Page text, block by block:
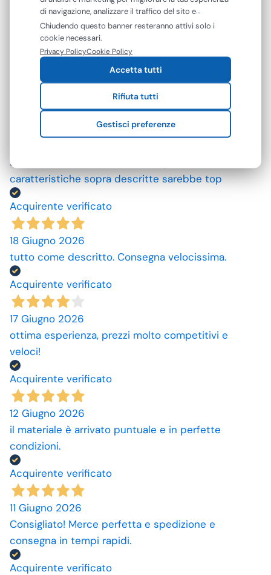
Acquirente verificato
09 Luglio 2026
assorbenti. Però non male se si potesse avere le
caratteristiche sopra descritte sarebbe top
Acquirente verificato
18 Giugno 2026
tutto come descritto. Consegna velocissima.
Acquirente verificato
17 Giugno 2026
ottima esperienza, prezzi molto competitivi e
veloci!
Acquirente verificato
12 Giugno 2026
il materiale è arrivato puntuale e in perfette
condizioni.
Acquirente verificato
11 Giugno 2026
Consigliato! Merce perfetta e spedizione e
consegna in tempi rapidi.
Acquirente verificato
di navigazione, analizzare il traffico del sito e
mostrarti contenuti e pubblicità personalizzati. Puoi
accettare tutti i cookie oppure gestire le tue
preferenze. Puoi modificare o revocare il consenso in
qualsiasi momento.
Chiudendo questo banner resteranno attivi solo i
cookie necessari.
Privacy PolicyCookie Policy
Accetta tutti
Rifiuta tutti
Gestisci preferenze